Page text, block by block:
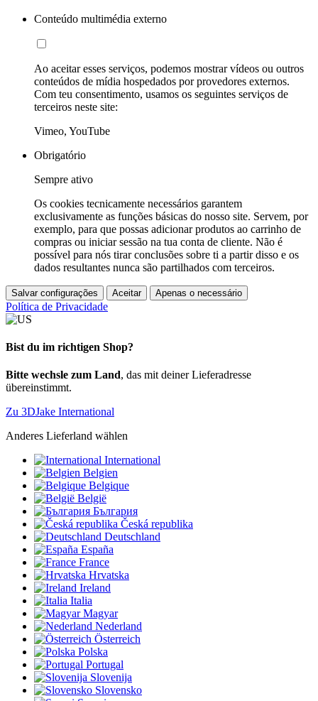
Conteúdo multimédia externo
Ao aceitar esses serviços, podemos mostrar vídeos ou outros
conteúdos de mídia hospedados por provedores externos.
Com teu consentimento, usamos os seguintes serviços de
terceiros neste site:
Vimeo, YouTube
Obrigatório
Sempre ativo
Os cookies tecnicamente necessários garantem
exclusivamente as funções básicas do nosso site. Servem, por
exemplo, para que possas adicionar produtos ao carrinho de
compras ou iniciar sessão na tua conta de cliente. Não é
possível para nós tirar conclusões sobre ti a partir disso e os
dados resultantes nunca são partilhados com terceiros.
Salvar configurações Aceitar Apenas o necessário
Política de Privacidade
Bist du im richtigen Shop?
Bitte wechsle zum Land, das mit deiner Lieferadresse
übereinstimmt.
Zu 3DJake International
Anderes Lieferland wählen
International
Belgien
Belgique
België
България
Česká republika
Deutschland
España
France
Hrvatska
Ireland
Italia
Magyar
Nederland
Österreich
Polska
Portugal
Slovenija
Slovensko